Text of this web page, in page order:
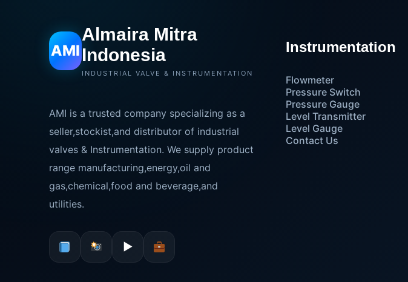
AMI
Almaira Mitra
Indonesia
INDUSTRIAL VALVE & INSTRUMENTATION
AMI is a trusted company specializing as a
seller,stockist,and distributor of industrial
valves & Instrumentation. We supply product
range manufacturing,energy,oil and
gas,chemical,food and beverage,and
utilities.
▶
Instrumentation
Flowmeter
Pressure Switch
Pressure Gauge
Level Transmitter
Level Gauge
Contact Us